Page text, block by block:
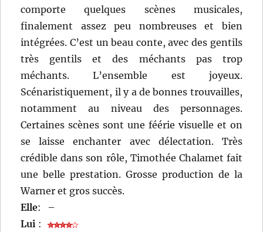
comporte quelques scènes musicales,
finalement assez peu nombreuses et bien
intégrées. C’est un beau conte, avec des gentils
très gentils et des méchants pas trop
méchants. L’ensemble est joyeux.
Scénaristiquement, il y a de bonnes trouvailles,
notamment au niveau des personnages.
Certaines scènes sont une féérie visuelle et on
se laisse enchanter avec délectation. Très
crédible dans son rôle, Timothée Chalamet fait
une belle prestation. Grosse production de la
Warner et gros succès.
Elle:
–
Lui :